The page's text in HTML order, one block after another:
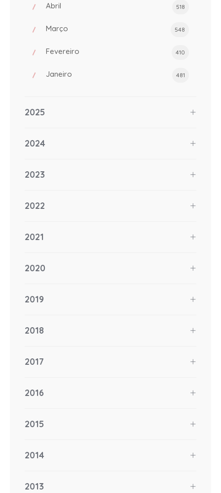
Abril 518
Março 548
Fevereiro 410
Janeiro 481
2025
2024
2023
2022
2021
2020
2019
2018
2017
2016
2015
2014
2013